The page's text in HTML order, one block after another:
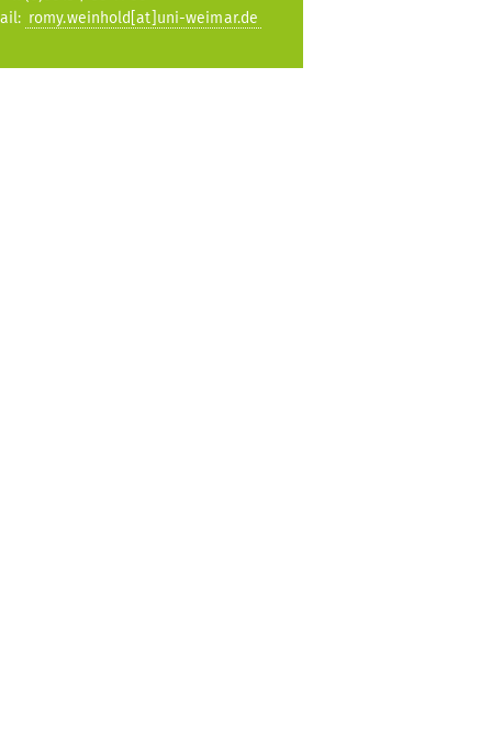
romy.weinhold[at]uni-weimar.de